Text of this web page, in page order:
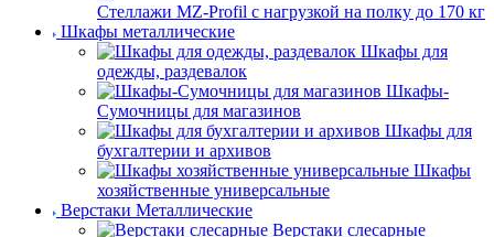
Стеллажи MZ-Profil с нагрузкой на полку до 170 кг
Шкафы металлические
Шкафы для
одежды, раздевалок
Шкафы-
Сумочницы для магазинов
Шкафы для
бухгалтерии и архивов
Шкафы
хозяйственные универсальные
Верстаки Металлические
Верстаки слесарные